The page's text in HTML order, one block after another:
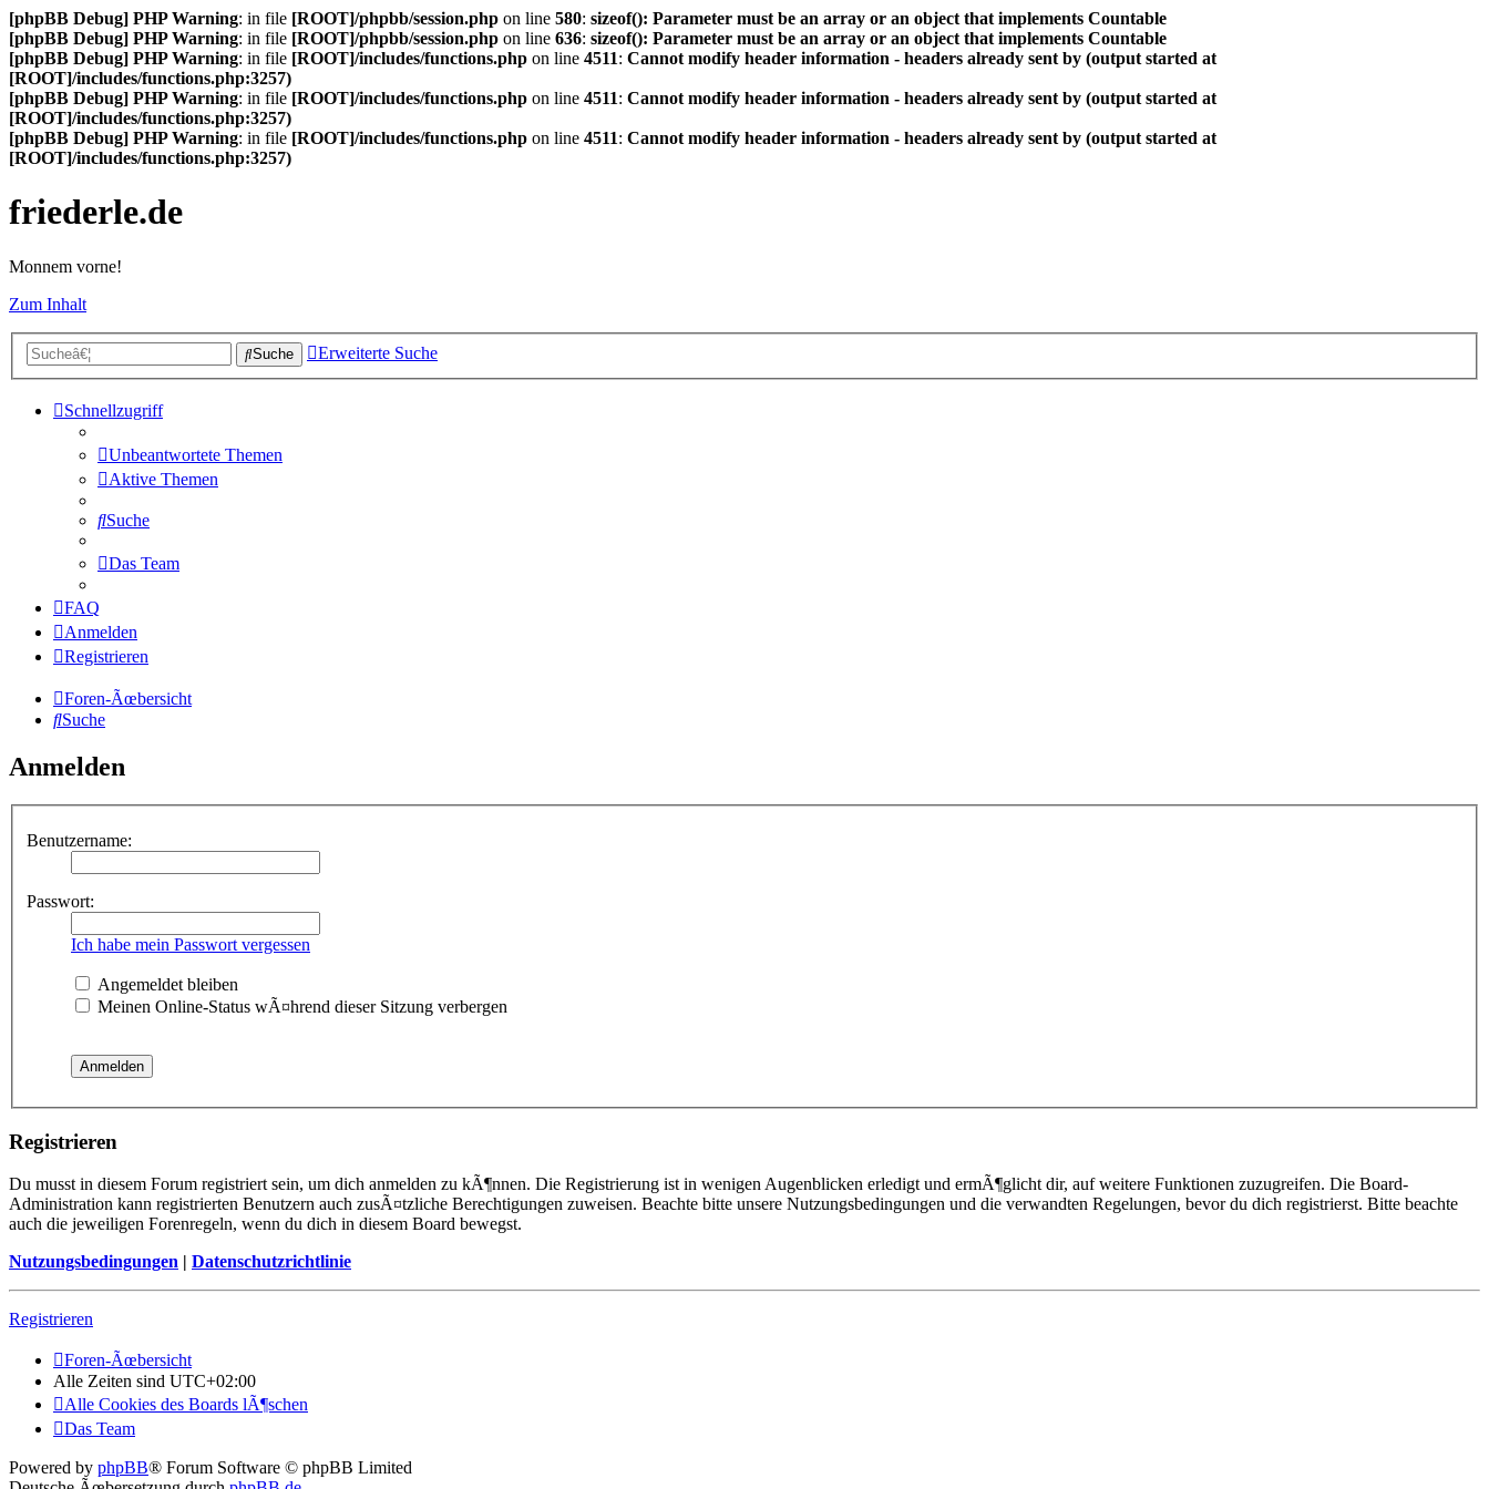
[phpBB Debug] PHP Warning: in file [ROOT]/phpbb/session.php on line 580: sizeof(): Parameter must be an array or an object that implements Countable
[phpBB Debug] PHP Warning: in file [ROOT]/phpbb/session.php on line 636: sizeof(): Parameter must be an array or an object that implements Countable
[phpBB Debug] PHP Warning: in file [ROOT]/includes/functions.php on line 4511: Cannot modify header information - headers already sent by (output started at
[ROOT]/includes/functions.php:3257)
[phpBB Debug] PHP Warning: in file [ROOT]/includes/functions.php on line 4511: Cannot modify header information - headers already sent by (output started at
[ROOT]/includes/functions.php:3257)
[phpBB Debug] PHP Warning: in file [ROOT]/includes/functions.php on line 4511: Cannot modify header information - headers already sent by (output started at
[ROOT]/includes/functions.php:3257)
friederle.de
Monnem vorne!
Zum Inhalt
Suche Erweiterte Suche
Schnellzugriff
Unbeantwortete Themen
Aktive Themen
Suche
Das Team
FAQ
Anmelden
Registrieren
Foren-Ãœbersicht
Suche
Anmelden
Benutzername:
Passwort:
Ich habe mein Passwort vergessen
Angemeldet bleiben
Meinen Online-Status wÃ¤hrend dieser Sitzung verbergen
Registrieren
Du musst in diesem Forum registriert sein, um dich anmelden zu kÃ¶nnen. Die Registrierung ist in wenigen Augenblicken erledigt und ermÃ¶glicht dir, auf weitere Funktionen zuzugreifen. Die Board-
Administration kann registrierten Benutzern auch zusÃ¤tzliche Berechtigungen zuweisen. Beachte bitte unsere Nutzungsbedingungen und die verwandten Regelungen, bevor du dich registrierst. Bitte beachte
auch die jeweiligen Forenregeln, wenn du dich in diesem Board bewegst.
Nutzungsbedingungen | Datenschutzrichtlinie
Registrieren
Foren-Ãœbersicht
Alle Zeiten sind UTC+02:00
Alle Cookies des Boards lÃ¶schen
Das Team
Powered by phpBB® Forum Software © phpBB Limited